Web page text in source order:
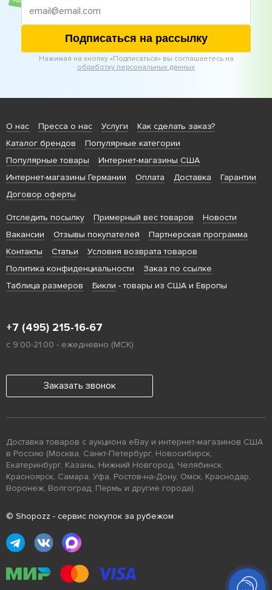
Подписаться на рассылку
Нажимая на кнопку «Подписаться» вы соглашаетесь на
обработку персональных данных
О нас Пресса о нас Услуги
Как сделать заказ?
Каталог брендов
Популярные категории
Популярные товары
Интернет-магазины США
Интернет-магазины Германии
Оплата Доставка
Гарантии
Договор оферты
Отследить посылку Примерный вес товаров
Новости
Вакансии
Отзывы покупателей
Партнерская программа
Контакты
Статьи
Условия возврата товаров
Политика конфиденциальности
Заказ по ссылке
Таблица размеров
Бикли - товары из США и Европы
+7 (495) 215-16-67
с 9:00-21:00 - ежедневно (МСК)
Заказать звонок
Доставка товаров с аукциона eBay и интернет-магазинов США
в Россию (Москва, Санкт-Петербург, Новосибирск,
Екатеринбург, Казань, Нижний Новгород, Челябинск,
Красноярск, Самара, Уфа, Ростов-на-Дону, Омск, Краснодар,
Воронеж, Волгоград, Пермь и другие города).
© Shopozz - сервис покупок за рубежом